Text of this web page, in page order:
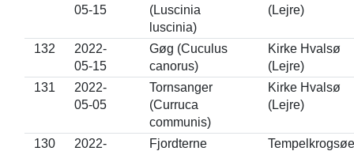
05-15
(Luscinia
luscinia)
(Lejre)
132
2022-
05-15
Gøg (Cuculus
canorus)
Kirke Hvalsø
(Lejre)
131
2022-
05-05
Tornsanger
(Curruca
communis)
Kirke Hvalsø
(Lejre)
130
2022-
Fjordterne